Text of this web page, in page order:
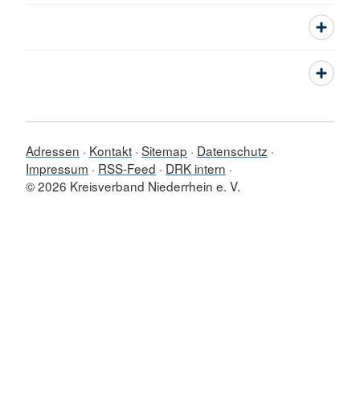
Adressen Kontakt Sitemap
Datenschutz
Impressum
RSS-Feed
DRK intern
© 2026 Kreisverband Niederrhein e. V.